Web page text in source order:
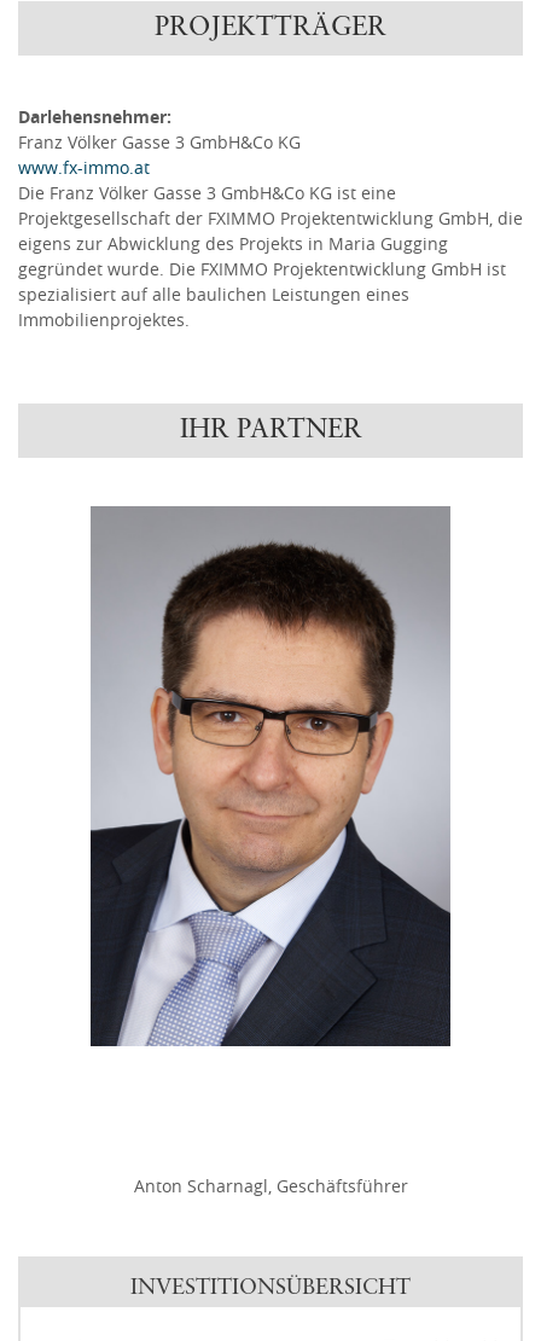
PROJEKTTRÄGER
Darlehensnehmer:
Franz Völker Gasse 3 GmbH&Co KG
www.fx-immo.at
Die Franz Völker Gasse 3 GmbH&Co KG ist eine
Projektgesellschaft der FXIMMO Projektentwicklung GmbH, die
eigens zur Abwicklung des Projekts in Maria Gugging
gegründet wurde. Die FXIMMO Projektentwicklung GmbH ist
spezialisiert auf alle baulichen Leistungen eines
Immobilienprojektes.
IHR PARTNER
Anton Scharnagl, Geschäftsführer
INVESTITIONSÜBERSICHT